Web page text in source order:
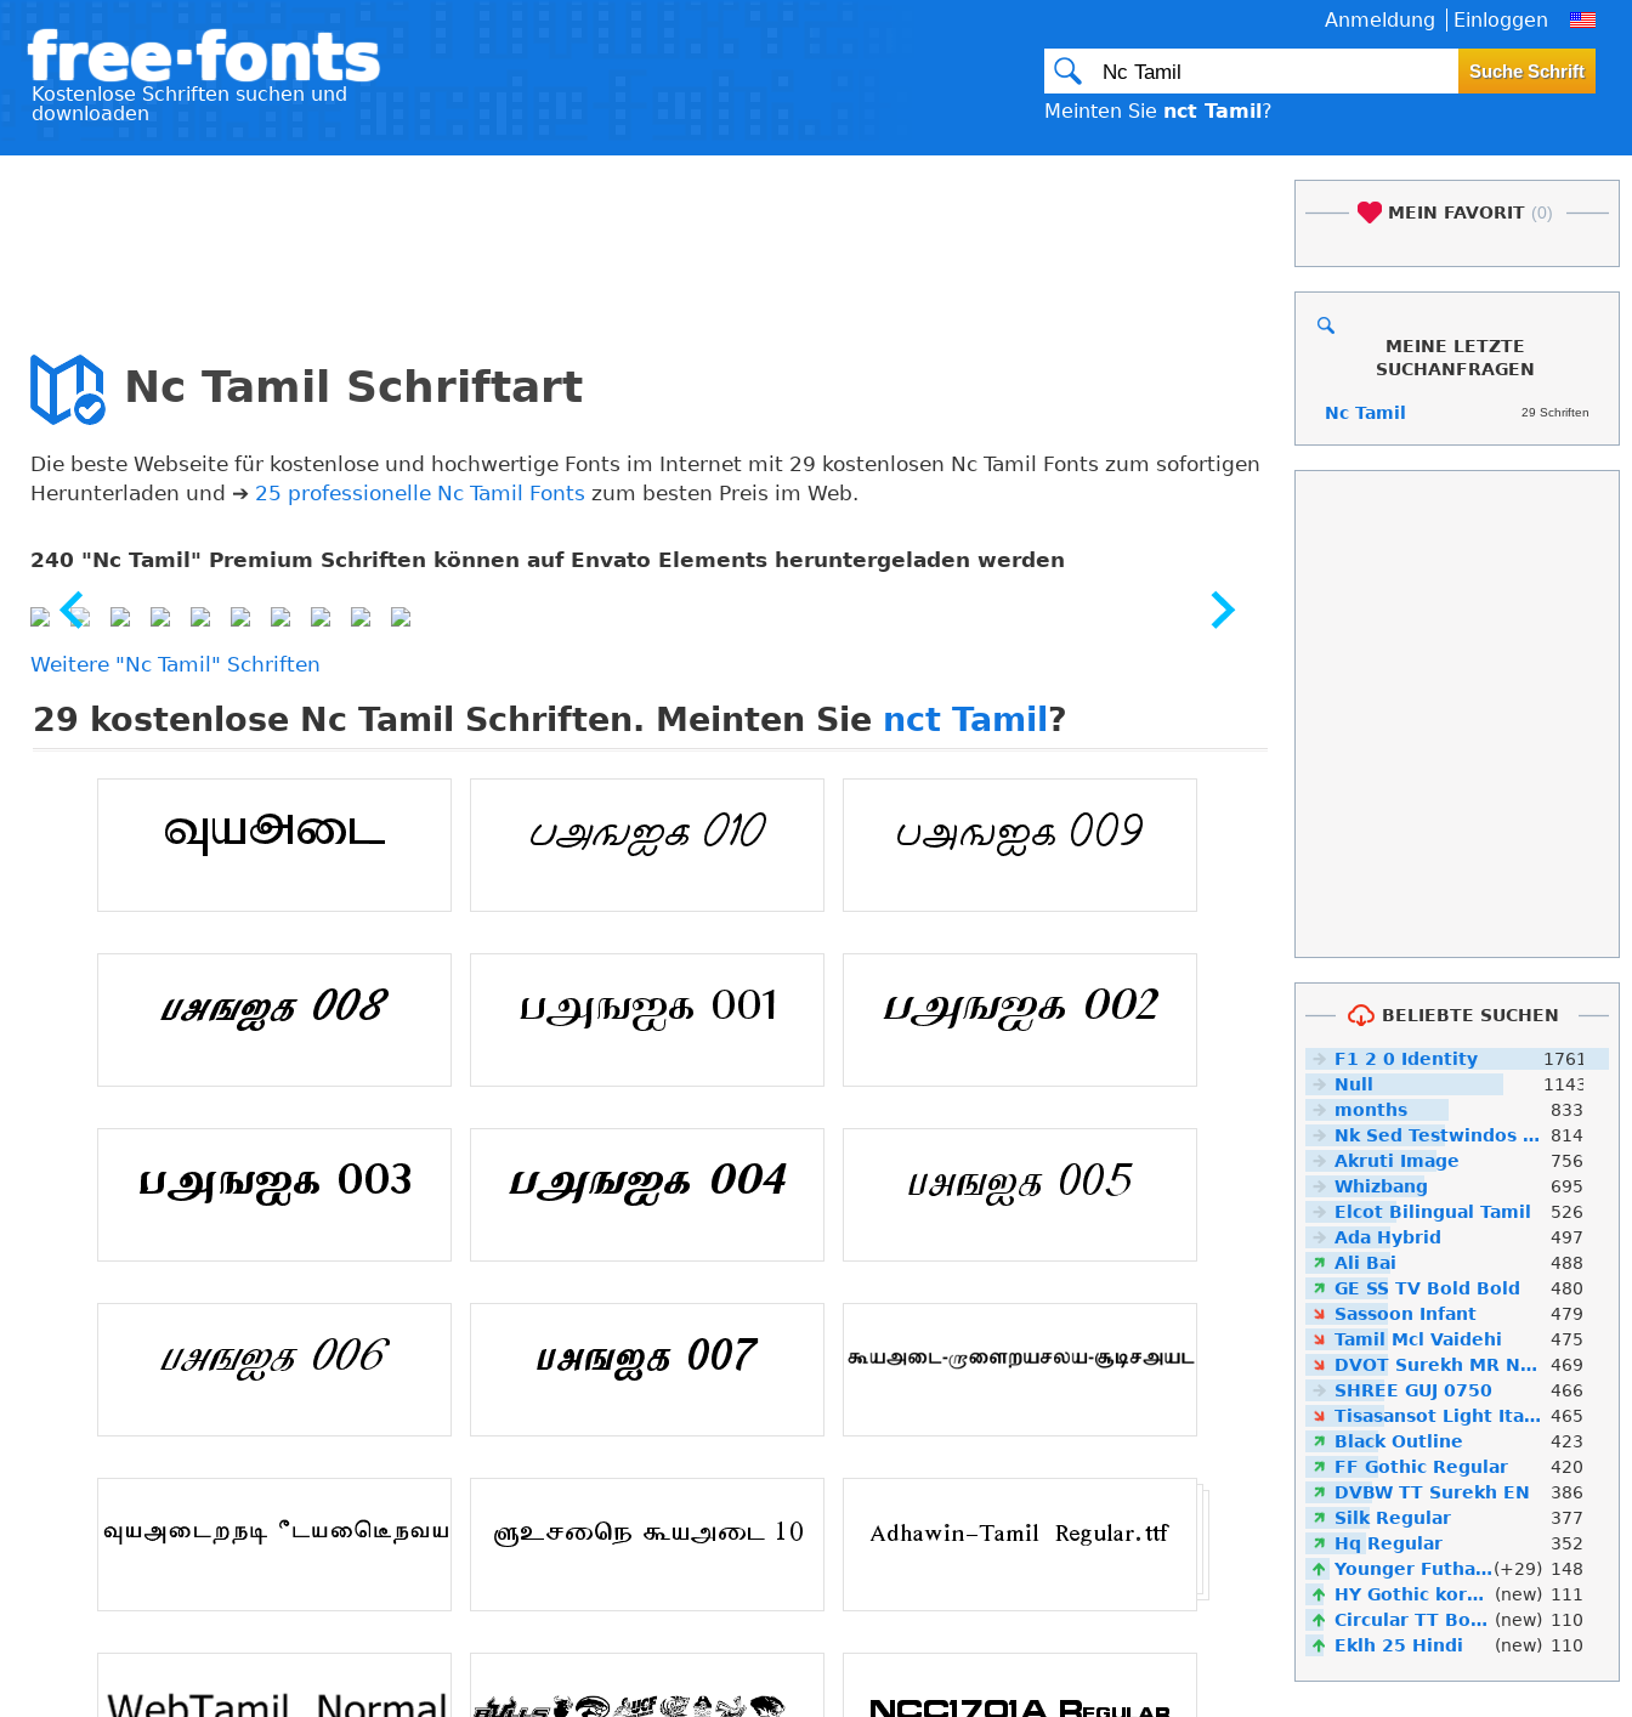
free·fonts
Kostenlose Schriften suchen und
downloaden
Meinten Sie nct Tamil?
Anmeldung Einloggen
Nc Tamil Schriftart
Die beste Webseite für kostenlose und hochwertige Fonts im Internet mit 29 kostenlosen Nc Tamil Fonts zum sofortigen
Herunterladen und ➔ 25 professionelle Nc Tamil Fonts zum besten Preis im Web.
240 "Nc Tamil" Premium Schriften können auf Envato Elements heruntergeladen werden
Weitere "Nc Tamil" Schriften
29 kostenlose Nc Tamil Schriften. Meinten Sie nct Tamil ?
MEIN FAVORIT (0)
MEINE LETZTE
SUCHANFRAGEN
29 Schriften
Nc Tamil
BELIEBTE SUCHEN
F1 2 0 Identity
1761
Null
1143
months
833
Nk Sed Testwindos 10 Downloa Filehippo
814
Akruti Image
756
Whizbang
695
Elcot Bilingual Tamil
526
Ada Hybrid
497
Ali Bai
488
GE SS TV Bold Bold
480
Sassoon Infant
479
Tamil Mcl Vaidehi
475
DVOT Surekh MR Normal
469
SHREE GUJ 0750
466
Tisasansot Light Italic 465
Black Outline
423
FF Gothic Regular
420
DVBW TT Surekh EN
386
Silk Regular
377
Hq Regular
352
Younger Futhark(+29) 148
HY Gothic korean
(new) 111
Circular TT Bold Italic (new) 110
Eklh 25 Hindi
(new) 110